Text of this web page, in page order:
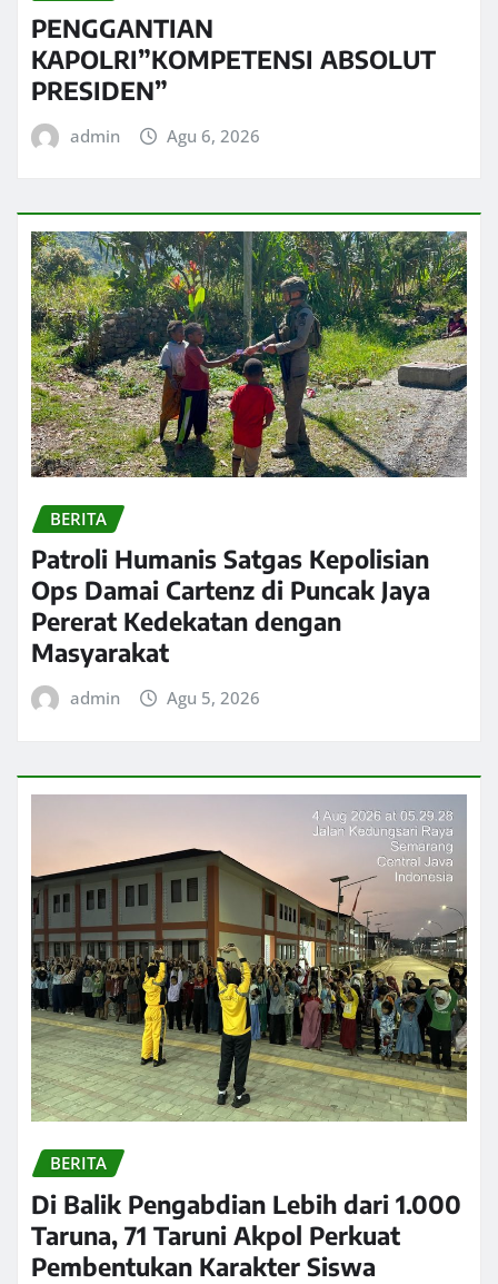
PENGGANTIAN
KAPOLRI”KOMPETENSI ABSOLUT
PRESIDEN”
admin Agu 6, 2026
BERITA
Patroli Humanis Satgas Kepolisian
Ops Damai Cartenz di Puncak Jaya
Pererat Kedekatan dengan
Masyarakat
admin Agu 5, 2026
BERITA
Di Balik Pengabdian Lebih dari 1.000
Taruna, 71 Taruni Akpol Perkuat
Pembentukan Karakter Siswa